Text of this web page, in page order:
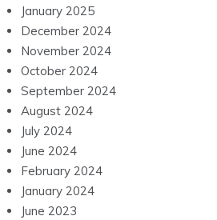
January 2025
December 2024
November 2024
October 2024
September 2024
August 2024
July 2024
June 2024
February 2024
January 2024
June 2023